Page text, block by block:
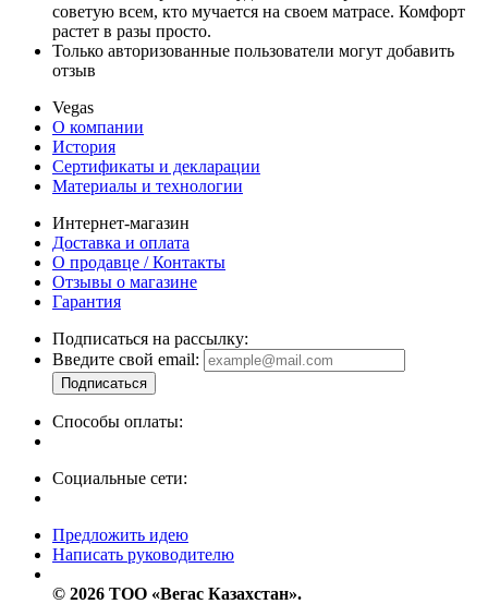
советую всем, кто мучается на своем матрасе. Комфорт
растет в разы просто.
Только авторизованные пользователи могут добавить
отзыв
Vegas
О компании
История
Сертификаты и декларации
Материалы и технологии
Интернет-магазин
Доставка и оплата
О продавце / Контакты
Отзывы о магазине
Гарантия
Подписаться на рассылку:
Введите свой email:
Способы оплаты:
Социальные сети:
Предложить идею
Написать руководителю
© 2026 ТОО «Вегас Казахстан».